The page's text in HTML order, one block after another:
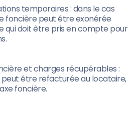
temporaires : dans le cas
foncière peut être exonérée
qui doit être pris en compte pour
et charges récupérables :
peut être refacturée au locataire,
foncière.